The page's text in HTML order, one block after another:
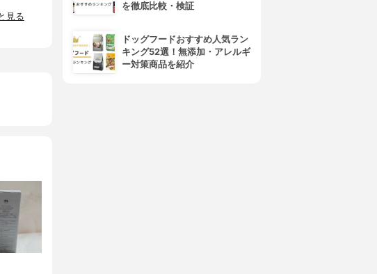
見る
を徹底比較・検証
ドッグフードおすすめ人気ラン
キング52選！無添加・アレルギ
ー対策商品を紹介